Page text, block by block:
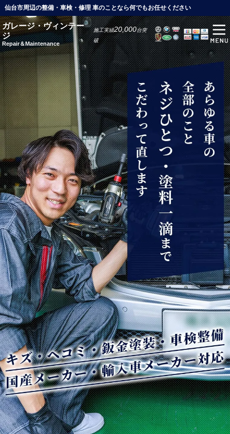
仙台市周辺の整備・車検・修理 車のことなら何でもお任せください
ガレージ・ヴィンテー
ジ
Repair＆Maintenance
施工実績20,000台突
破